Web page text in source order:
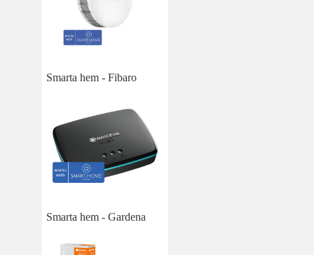
Smarta hem - Fibaro
Smarta hem - Gardena